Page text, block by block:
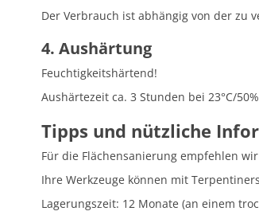
Der Verbrauch ist abhängig von der zu
4. Aushärtung
Feuchtigkeitshärtend!
Aushärtezeit ca. 3 Stunden bei 23°C/
Tipps und nützliche
Für die Flächensanierung empfehlen
Ihre Werkzeuge können mit
Lagerungszeit: 12 Monate (an einem